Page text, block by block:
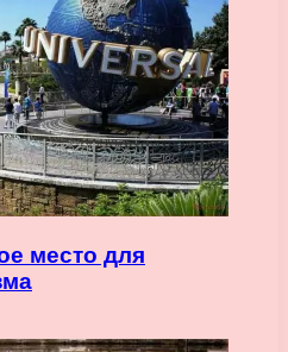
место для